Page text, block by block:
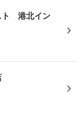
ト 港北イン